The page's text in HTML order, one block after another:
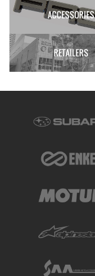
ACCESSORIES
RETAILERS